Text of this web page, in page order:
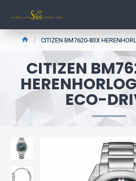
CITIZEN BM7620-83X
CITIZEN
ECO-